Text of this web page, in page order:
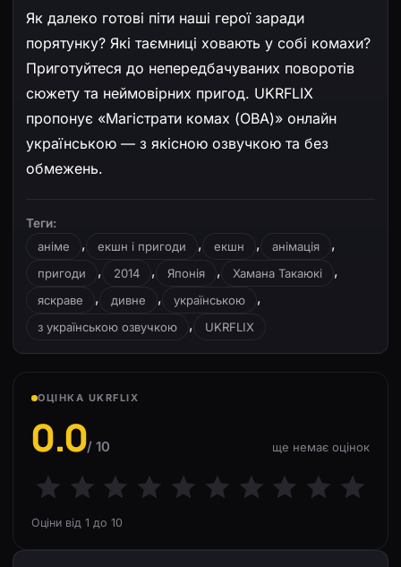
Як далеко готові піти наші герої заради
порятунку? Які таємниці ховають у собі комахи?
Приготуйтеся до непередбачуваних поворотів
сюжету та неймовірних пригод. UKRFLIX
пропонує «Магістрати комах (ОВА)» онлайн
українською — з якісною озвучкою та без
обмежень.
Теги:
аніме
, екшн і пригоди , екшн , анімація ,
пригоди , 2014 , Японія , Хамана Такаюкі ,
яскраве , дивне , українською ,
з українською озвучкою , UKRFLIX
ОЦІНКА UKRFLIX
0.0/ 10 ще немає оцінок
Оціни від 1 до 10